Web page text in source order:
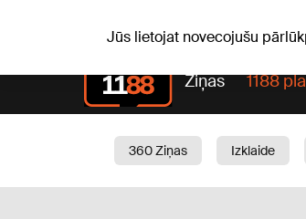
Jūs lietojat novecojušu
Ziņas 1188
360 Ziņas Izklaide